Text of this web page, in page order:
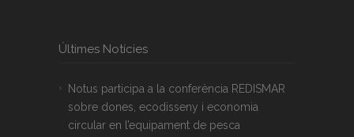
Últimes Notícies
Notus participa a la conferència REDISMAR
sobre dones, ecodisseny i economia
circular en l’equipament de pesca